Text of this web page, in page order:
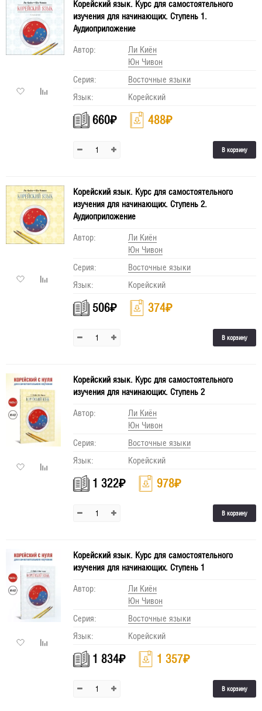
Корейский язык. Курс для самостоятельного
изучения для начинающих. Ступень 1.
Аудиоприложение
Автор:
Ли Киён
Юн Чивон
Серия:
Восточные языки
Язык:
Корейский
660₽ 488₽
В корзину
Корейский язык. Курс для самостоятельного
изучения для начинающих. Ступень 2.
Аудиоприложение
Автор:
Ли Киён
Юн Чивон
Серия:
Восточные языки
Язык:
Корейский
506₽ 374₽
В корзину
Корейский язык. Курс для самостоятельного
изучения для начинающих. Ступень 2
Автор:
Ли Киён
Юн Чивон
Серия:
Восточные языки
Язык:
Корейский
1 322₽ 978₽
В корзину
Корейский язык. Курс для самостоятельного
изучения для начинающих. Ступень 1
Автор:
Ли Киён
Юн Чивон
Серия:
Восточные языки
Язык:
Корейский
1 834₽ 1 357₽
В корзину